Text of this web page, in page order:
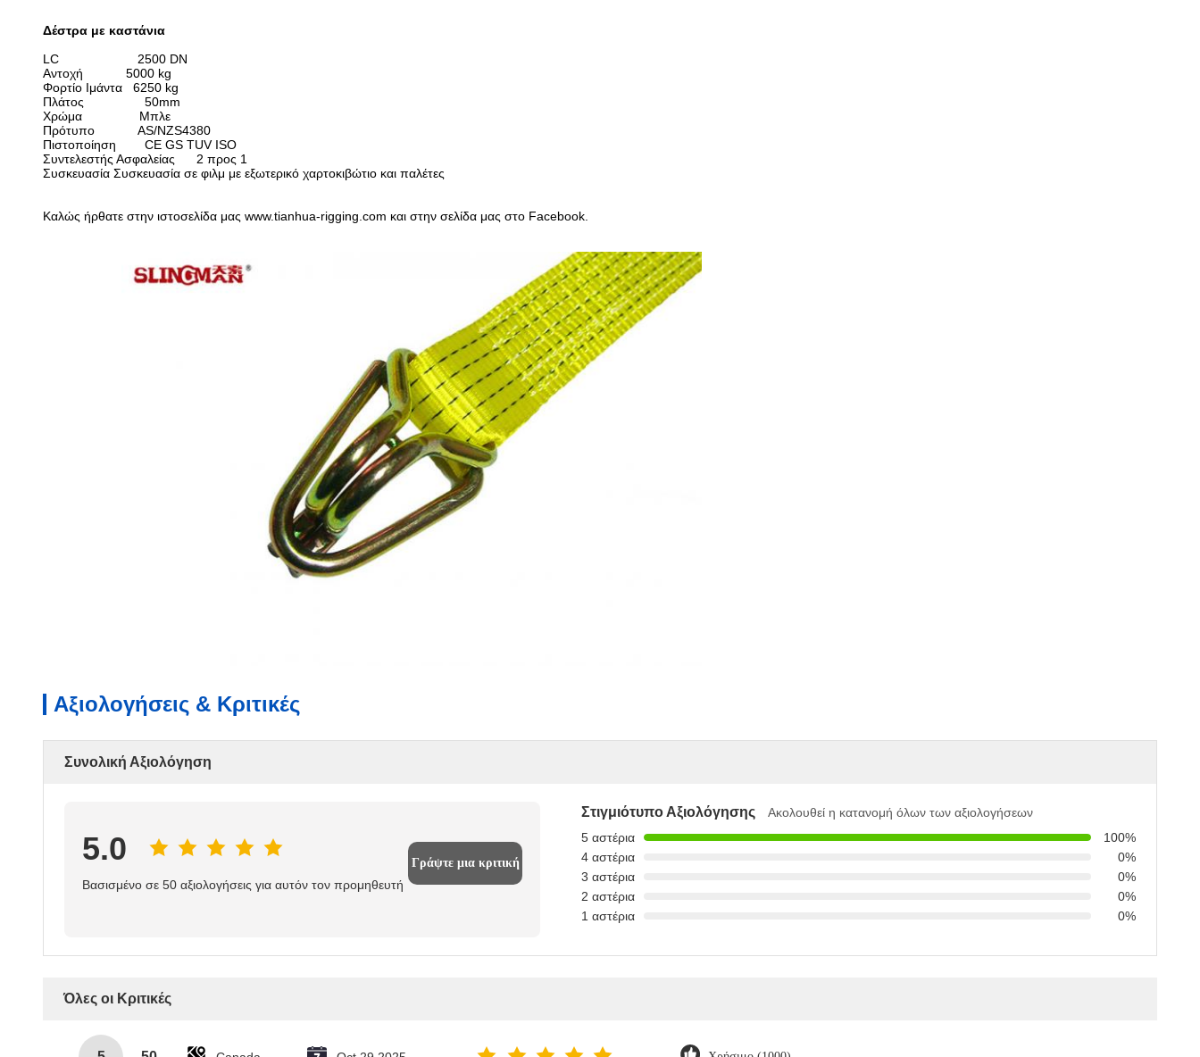
Δέστρα με καστάνια
LC
2500 DN
Αντοχή 5000 kg
Φορτίο Ιμάντα 6250 kg
Πλάτος 50mm
Χρώμα Μπλε
Πρότυπο AS/NZS4380
Πιστοποίηση CE GS TUV ISO
Συντελεστής Ασφαλείας 2 προς 1
Συσκευασία Συσκευασία σε φιλμ με εξωτερικό χαρτοκιβώτιο και παλέτες
Καλώς ήρθατε στην ιστοσελίδα μας www.tianhua-rigging.com και στην σελίδα μας στο Facebook.
Αξιολογήσεις & Κριτικές
Συνολική Αξιολόγηση
5.0
Βασισμένο σε 50 αξιολογήσεις για αυτόν τον προμηθευτή
Γράψτε μια κριτική
Στιγμιότυπο Αξιολόγησης
Ακολουθεί η κατανομή όλων των αξιολογήσεων
5 αστέρια
100%
4 αστέρια
0%
3 αστέρια
0%
2 αστέρια
0%
1 αστέρια
0%
Όλες οι Κριτικές